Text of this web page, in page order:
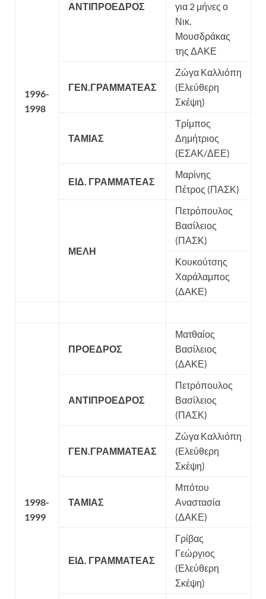
1996-
1998
ΑΝΤΙΠΡΟΕΔΡΟΣ
για 2 μήνες ο
Νικ.
Μουσδράκας
της ΔΑΚΕ
ΓΕΝ.ΓΡΑΜΜΑΤΕΑΣ
Ζώγα Καλλιόπη
(Ελεύθερη
Σκέψη)
ΤΑΜΙΑΣ
Τρίμπος
Δημήτριος
(ΕΣΑΚ/ΔΕΕ)
ΕΙΔ. ΓΡΑΜΜΑΤΕΑΣ
Μαρίνης
Πέτρος (ΠΑΣΚ)
ΜΕΛΗ
Πετρόπουλος
Βασίλειος
(ΠΑΣΚ)
Κουκούτσης
Χαράλαμπος
(ΔΑΚΕ)
1998-
1999
ΠΡΟΕΔΡΟΣ
Ματθαίος
Βασίλειος
(ΔΑΚΕ)
ΑΝΤΙΠΡΟΕΔΡΟΣ
Πετρόπουλος
Βασίλειος
(ΠΑΣΚ)
ΓΕΝ.ΓΡΑΜΜΑΤΕΑΣ
Ζώγα Καλλιόπη
(Ελεύθερη
Σκέψη)
ΤΑΜΙΑΣ
Μπότου
Αναστασία
(ΔΑΚΕ)
ΕΙΔ. ΓΡΑΜΜΑΤΕΑΣ
Γρίβας
Γεώργιος
(Ελεύθερη
Σκέψη)